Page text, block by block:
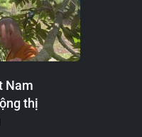
Nam
thị